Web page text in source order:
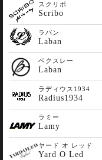
スクリボ
Scribo
ラバン
Laban
ベクスレー
Laban
ラディウス1934
Radius1934
ラミー
Lamy
ヤード オ レッド
Yard O Led